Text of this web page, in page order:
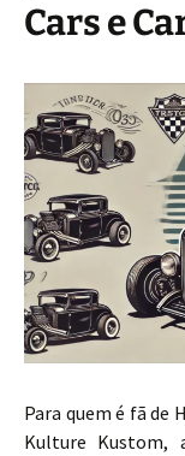
Cars e
Para quem é fã de
Kulture